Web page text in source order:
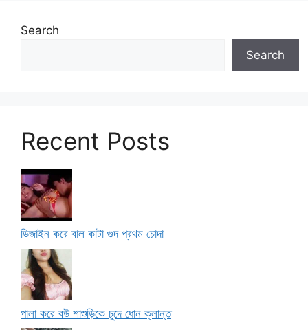
Search
Search
Recent Posts
ডিজাইন করে বাল কাটা গুদ প্রথম চোদা
পালা করে বউ শাশুড়িকে চুদে ধোন ক্লান্ত